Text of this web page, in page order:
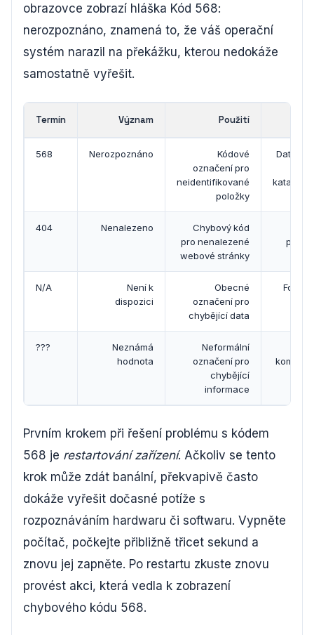
obrazovce zobrazí hláška Kód 568:
nerozpoznáno, znamená to, že váš operační
systém narazil na překážku, kterou nedokáže
samostatně vyřešit.
Termín Význam Použití
568 Nerozpoznáno
Kódové
označení pro
neidentifikované
položky
404 Nenalezeno
Chybový kód
pro nenalezené
webové stránky
N/A
Není k
dispozici
Obecné
označení pro
chybějící data
???
Neznámá
hodnota
Neformální
označení pro
chybějící
informace
Prvním krokem při řešení problému s kódem
568 je restartování zařízení. Ačkoliv se tento
krok může zdát banální, překvapivě často
dokáže vyřešit dočasné potíže s
rozpoznáváním hardwaru či softwaru. Vypněte
počítač, počkejte přibližně třicet sekund a
znovu jej zapněte. Po restartu zkuste znovu
provést akci, která vedla k zobrazení
chybového kódu 568.